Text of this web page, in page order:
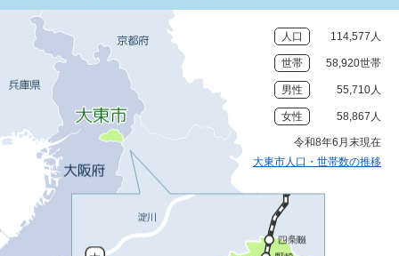
人口 114,577人
世帯 58,920世帯
男性 55,710人
女性 58,867人
令和8年6月末現在
大東市人口・世帯数の推移